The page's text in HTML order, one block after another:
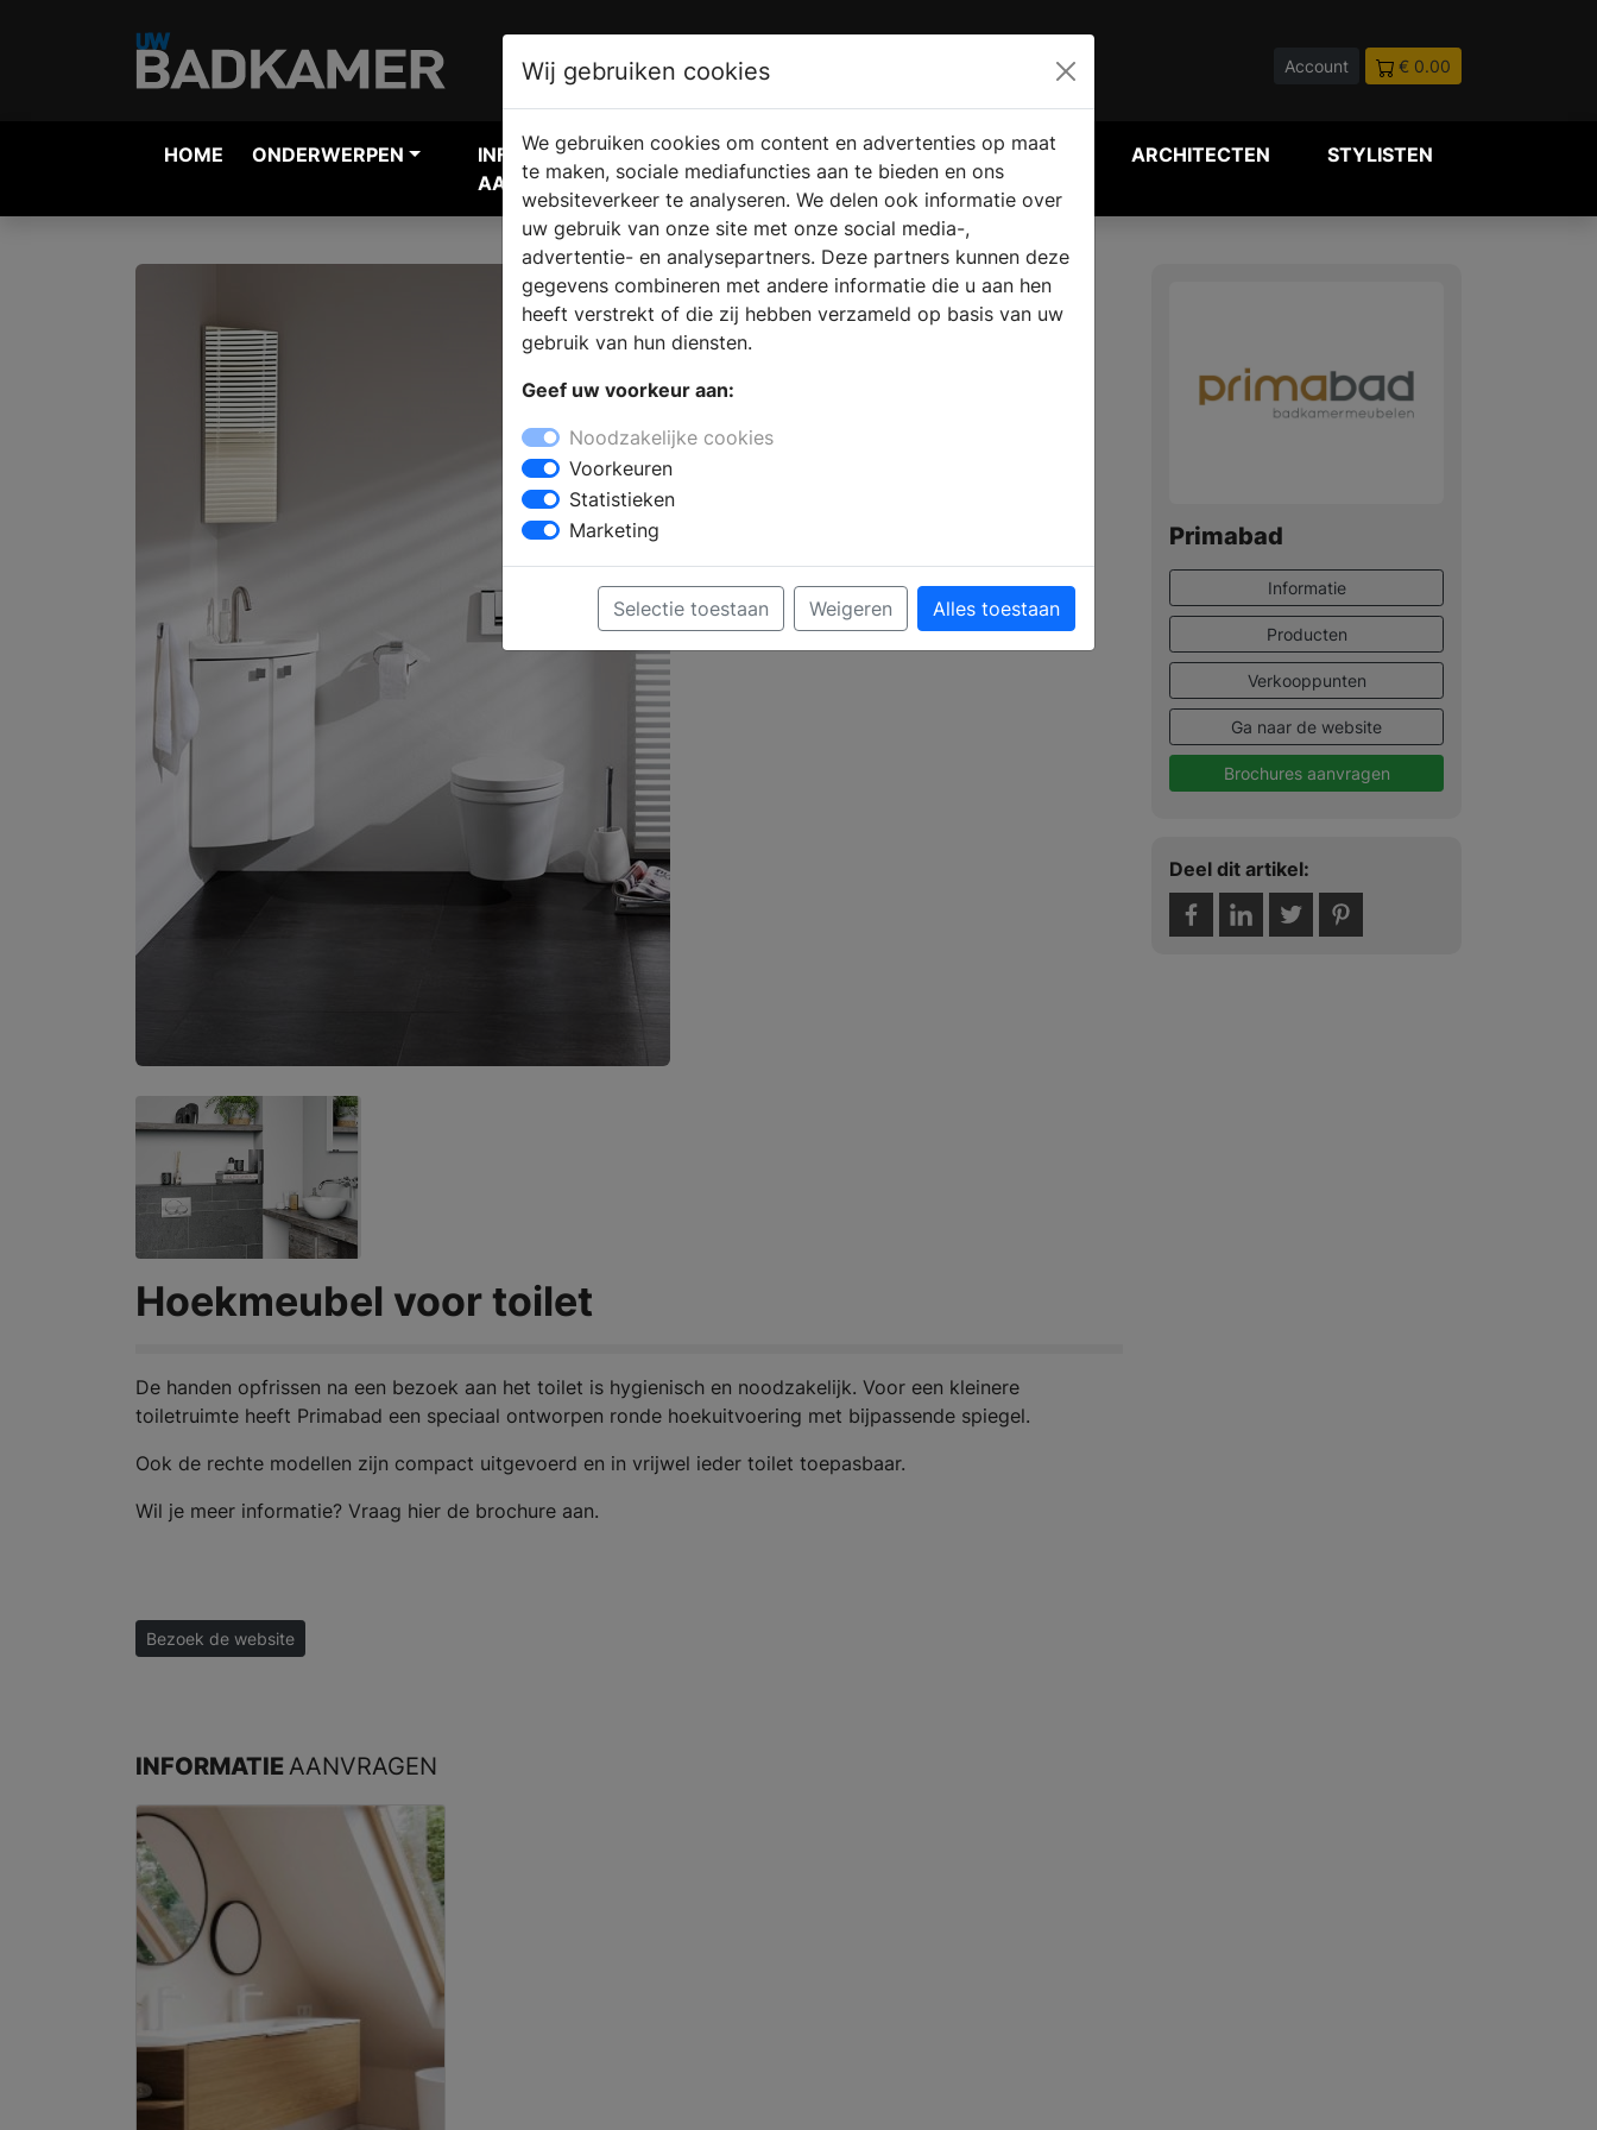
Account € 0.00
HOME ONDERWERPEN
INFORMATIE
AANVRAGEN
VERKOOPLOCATIE
VINDEN
WEBSHOP ARCHITECTEN STYLISTEN
Hoekmeubel voor toilet
De handen opfrissen na een bezoek aan het toilet is hygienisch en noodzakelijk. Voor een kleinere
toiletruimte heeft Primabad een speciaal ontworpen ronde hoekuitvoering met bijpassende spiegel.
Ook de rechte modellen zijn compact uitgevoerd en in vrijwel ieder toilet toepasbaar.
Wil je meer informatie? Vraag hier de brochure aan.
Bezoek de website
INFORMATIE AANVRAGEN
Primabad
Informatie
Producten
Verkooppunten
Ga naar de website
Brochures aanvragen
Deel dit artikel:
Wij gebruiken cookies
We gebruiken cookies om content en advertenties op maat
te maken, sociale mediafuncties aan te bieden en ons
websiteverkeer te analyseren. We delen ook informatie over
uw gebruik van onze site met onze social media-,
advertentie- en analysepartners. Deze partners kunnen deze
gegevens combineren met andere informatie die u aan hen
heeft verstrekt of die zij hebben verzameld op basis van uw
gebruik van hun diensten.
Geef uw voorkeur aan:
Noodzakelijke cookies
Voorkeuren
Statistieken
Marketing
Selectie toestaan Weigeren Alles toestaan